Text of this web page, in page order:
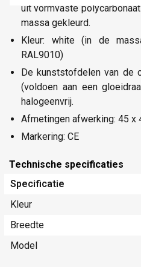
uit vormvaste
massa gekleurd.
Kleur: white (in de
RAL9010)
De kunststofdelen van de
(voldoen aan een
halogeenvrij.
Afmetingen afwerking: 45 x
Markering: CE
Technische specificaties
Specificatie
Kleur
Breedte
Model